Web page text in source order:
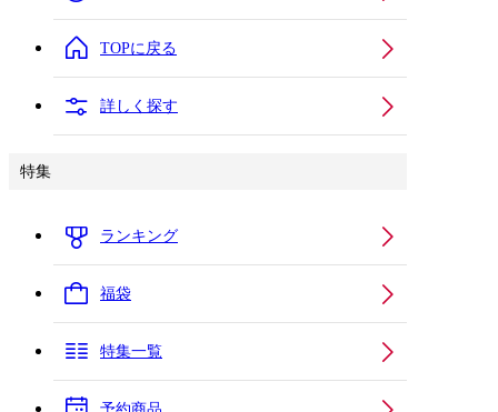
TOPに戻る
詳しく探す
特集
ランキング
福袋
特集一覧